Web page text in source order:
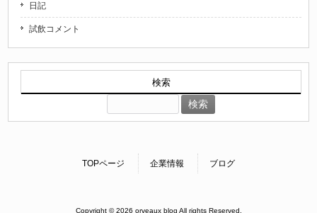
日記
試飲コメント
検索
索:
TOPページ 企業情報 ブログ
Copyright © 2026 orveaux blog All rights Reserved.